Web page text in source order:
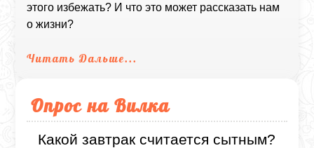
этого избежать? И что это может рассказать нам
о жизни?
Читать Дальше...
Опрос на Вилка
Какой завтрак считается сытным?